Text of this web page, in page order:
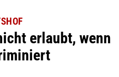
erlaubt, wenn